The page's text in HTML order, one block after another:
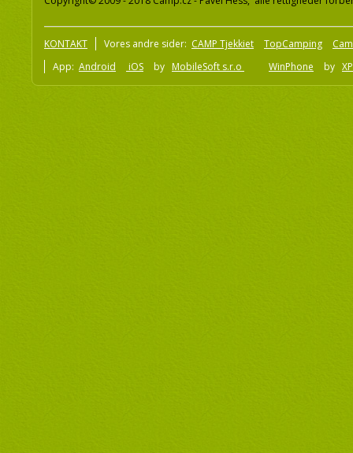
KONTAKT Vores andre sider: CAMP Tjekkiet TopCamping
App: Android iOS by MobileSoft s.r.o WinPhone by